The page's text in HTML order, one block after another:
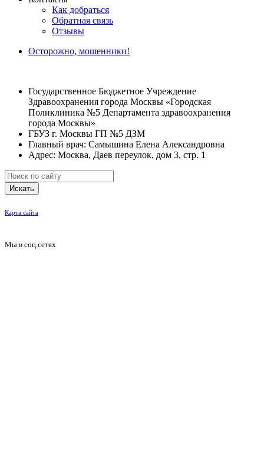
Как добраться
Обратная связь
Отзывы
Осторожно, мошенники!
Государственное Бюджетное Учреждение
Здравоохранения города Москвы «Городская
Поликлиника №5 Департамента здравоохранения
города Москвы»
ГБУЗ г. Москвы ГП №5 ДЗМ
Главный врач: Самышина Елена Александровна
Адрес: Москва, Даев переулок, дом 3, стр. 1
Искать
Карта сайта
Мы в соц.сетях